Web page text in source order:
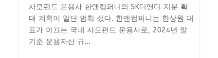
사모펀드 운용사 한앤컴퍼니의 SK디앤디 지분 확
대 계획이 일단 멈춰 섰다. 한앤컴퍼니는 한상원 대
표가 이끄는 국내 사모펀드 운용사로, 2024년 말
기준 운용자산 규...